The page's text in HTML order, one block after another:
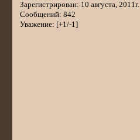
Зарегистрирован: 10 августа, 2011г.
Сообщений: 842
Уважение: [+1/-1]